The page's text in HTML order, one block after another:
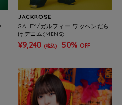
JACKROSE
GALFY/ガルフィー ワッペンだら
けデニム(MENS)
¥9,240 (税込) 50% OFF